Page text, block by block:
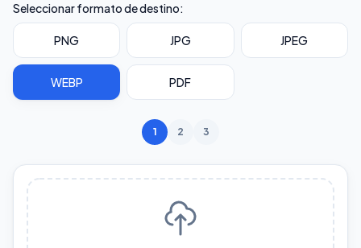
Seleccionar formato de destino:
PNG JPG JPEG
WEBP PDF
1 2 3